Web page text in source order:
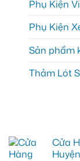
Phụ Kiện
Phụ Kiện
Sản phẩm
Thảm Lót
Cửa